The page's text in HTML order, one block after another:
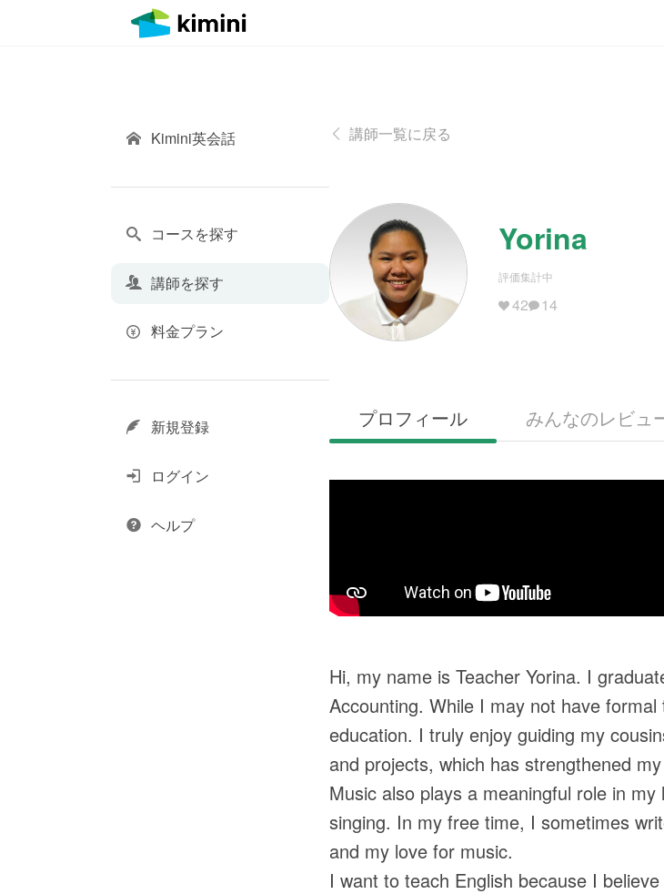
講師一覧に戻る
Yorina
評価集計中
42 14
プロフィール みんなのレビュ
Hi, my name is Teacher Yorina. I
Accounting. While I may not have
education. I truly enjoy guiding my
and projects, which has strengthened
Music also plays a meaningful role in
singing. In my free time, I sometimes
and my love for music.
I want to teach English because I
Kimini英会話
コースを探す
講師を探す
料金プラン
新規登録
ログイン
ヘルプ